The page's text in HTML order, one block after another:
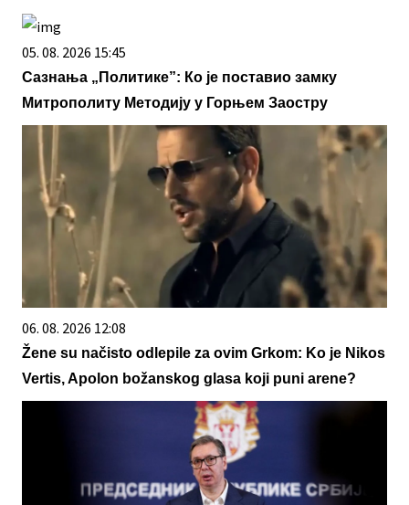
05. 08. 2026 15:45
Сазнања „Политике”: Ко је поставио замку
Митрополиту Методију у Горњем Заостру
06. 08. 2026 12:08
Žene su načisto odlepile za ovim Grkom: Ko je Nikos
Vertis, Apolon božanskog glasa koji puni arene?